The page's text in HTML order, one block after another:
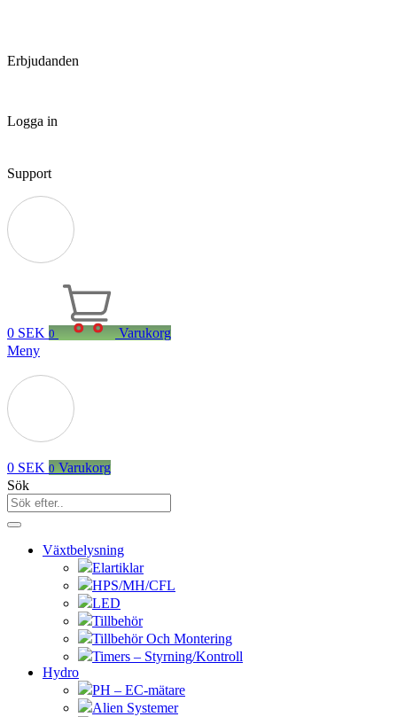
Erbjudanden
Logga in
Support
0 SEK 0
Varukorg
Meny
0 SEK 0 Varukorg
Sök
Växtbelysning
Elartiklar
HPS/MH/CFL
LED
Tillbehör
Tillbehör Och Montering
Timers – Styrning/Kontroll
Hydro
PH – EC-mätare
Alien Systemer